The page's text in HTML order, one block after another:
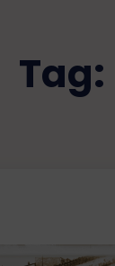
Tag: